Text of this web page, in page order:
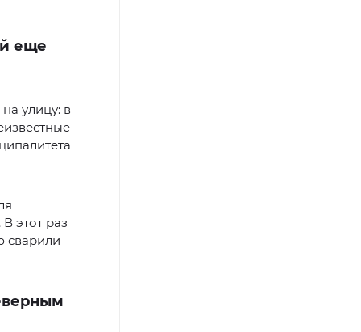
еще
улицу: в
этот раз
сварили